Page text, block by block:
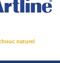
naturel